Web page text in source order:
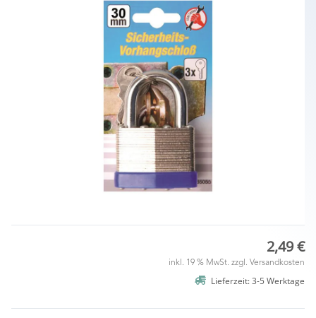
2,49 €
inkl. 19 % MwSt. zzgl. Versandkosten
Lieferzeit: 3-5 Werktage